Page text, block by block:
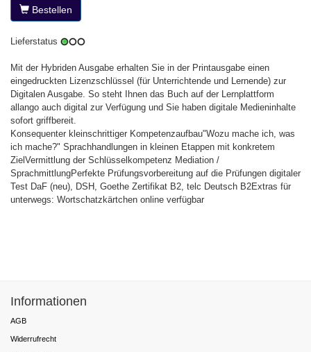
Bestellen
Lieferstatus
Mit der Hybriden Ausgabe erhalten Sie in der Printausgabe einen
eingedruckten Lizenzschlüssel (für Unterrichtende und Lernende) zur
Digitalen Ausgabe. So steht Ihnen das Buch auf der Lernplattform
allango auch digital zur Verfügung und Sie haben digitale Medieninhalte
sofort griffbereit.
Konsequenter kleinschrittiger Kompetenzaufbau"Wozu mache ich, was
ich mache?" Sprachhandlungen in kleinen Etappen mit konkretem
ZielVermittlung der Schlüsselkompetenz Mediation /
SprachmittlungPerfekte Prüfungsvorbereitung auf die Prüfungen digitaler
Test DaF (neu), DSH, Goethe Zertifikat B2, telc Deutsch B2Extras für
unterwegs: Wortschatzkärtchen online verfügbar
Informationen
AGB
Widerrufrecht